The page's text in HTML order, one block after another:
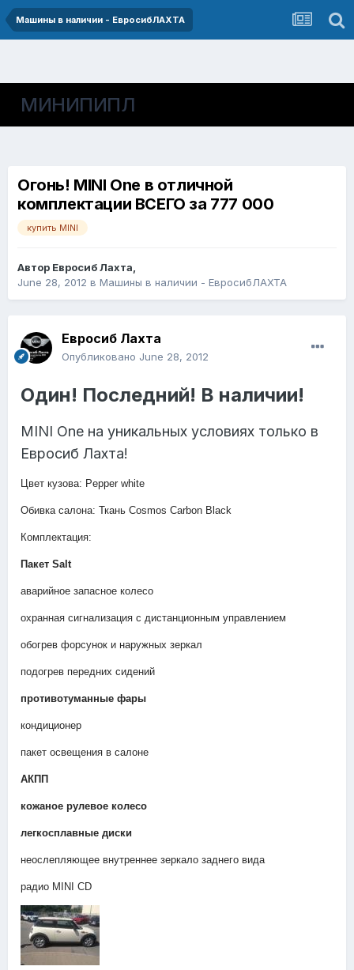
Машины в наличии - ЕвросибЛАХТА
МИНИПИПЛ
Огонь! MINI One в отличной
комплектации ВСЕГО за 777 000
купить MINI
Автор Евросиб Лахта,
June 28, 2012 в Машины в наличии - ЕвросибЛАХТА
Евросиб Лахта
Опубликовано June 28, 2012
Один! Последний! В наличии!
MINI One на уникальных условиях только в
Евросиб Лахта!
Цвет кузова: Pepper white
Обивка салона: Ткань Cosmos Carbon Black
Комплектация:
Пакет Salt
аварийное запасное колесо
охранная сигнализация с дистанционным управлением
обогрев форсунок и наружных зеркал
подогрев передних сидений
противотуманные фары
кондиционер
пакет освещения в салоне
АКПП
кожаное рулевое колесо
легкосплавные диски
неослепляющее внутреннее зеркало заднего вида
радио MINI CD